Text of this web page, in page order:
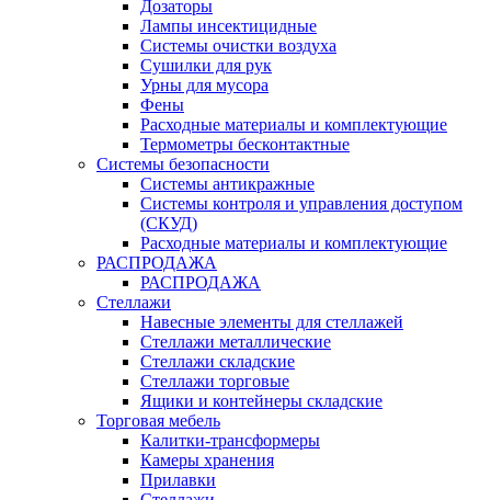
Дозаторы
Лампы инсектицидные
Системы очистки воздуха
Сушилки для рук
Урны для мусора
Фены
Расходные материалы и комплектующие
Термометры бесконтактные
Системы безопасности
Системы антикражные
Системы контроля и управления доступом
(СКУД)
Расходные материалы и комплектующие
РАСПРОДАЖА
РАСПРОДАЖА
Стеллажи
Навесные элементы для стеллажей
Стеллажи металлические
Стеллажи складские
Стеллажи торговые
Ящики и контейнеры складские
Торговая мебель
Калитки-трансформеры
Камеры хранения
Прилавки